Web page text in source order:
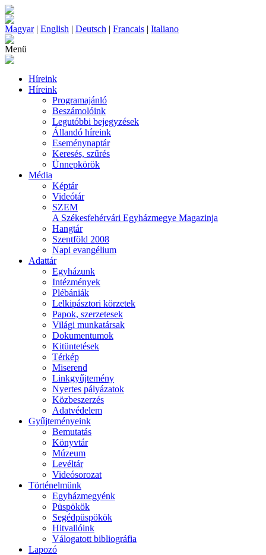
Magyar| English | Deutsch | Francais | Italiano
Menü
Híreink
Híreink
Programajánló
Beszámolóink
Legutóbbi bejegyzések
Állandó híreink
Eseménynaptár
Keresés, szűrés
Ünnepkörök
Média
Képtár
Videótár
SZEM
A Székesfehérvári Egyházmegye Magazinja
Hangtár
Szentföld 2008
Napi evangélium
Adattár
Egyházunk
Intézmények
Plébániák
Lelkipásztori körzetek
Papok, szerzetesek
Világi munkatársak
Dokumentumok
Kitüntetések
Térkép
Miserend
Linkgyűjtemény
Nyertes pályázatok
Közbeszerzés
Adatvédelem
Gyűjteményeink
Bemutatás
Könyvtár
Múzeum
Levéltár
Videósorozat
Történelmünk
Egyházmegyénk
Püspökök
Segédpüspökök
Hitvallóink
Válogatott bibliográfia
Lapozó